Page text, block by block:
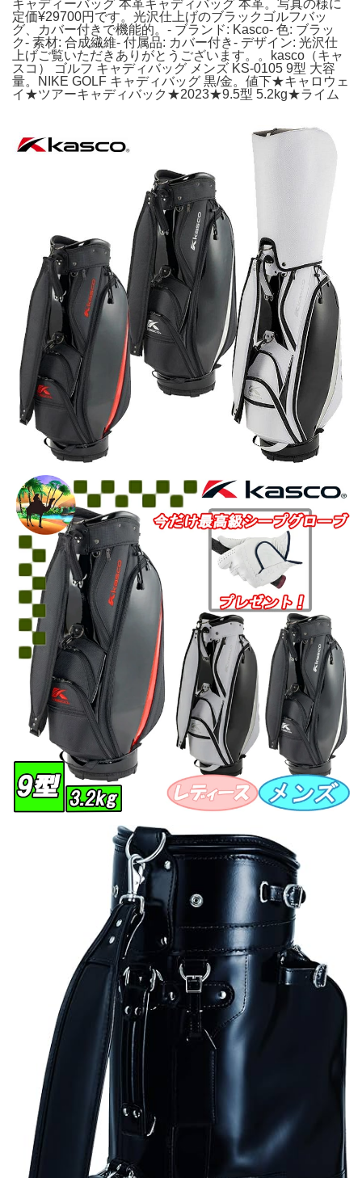
キャディーバッグ 本革キャディバッグ 本革。写真の様に
定価¥29700円です。光沢仕上げのブラックゴルフバッ
グ、カバー付きで機能的。- ブランド: Kasco- 色: ブラッ
ク- 素材: 合成繊維- 付属品: カバー付き- デザイン: 光沢仕
上げご覧いただきありがとうございます。。kasco（キャ
スコ） ゴルフ キャディバッグ メンズ KS-0105 9型 大容
量。NIKE GOLF キャディバッグ 黒/金。値下★キャロウェ
イ★ツアーキャディバック★2023★9.5型 5.2kg★ライム